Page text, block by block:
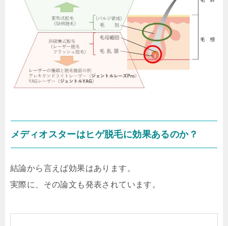
メディオスターはヒゲ脱毛に効果あるのか？
結論から言えば効果はあります。
実際に、その論文も発表されています。